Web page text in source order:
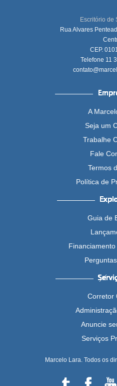
Escritório de
Rua Alvares
CEP.
Telefone 11
A
Seja um
Trabalhe
Fale
Termos
Política de
Guia de
Corretor
Anuncie
Serviços
Marcelo Lara. Todos os